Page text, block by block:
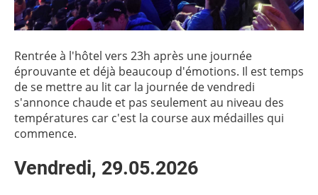
Rentrée à l'hôtel vers 23h après une journée
éprouvante et déjà beaucoup d'émotions. Il est temps
de se mettre au lit car la journée de vendredi
s'annonce chaude et pas seulement au niveau des
températures car c'est la course aux médailles qui
commence.
Vendredi, 29.05.2026